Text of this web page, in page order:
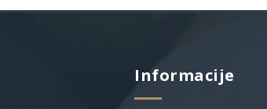
Informacije